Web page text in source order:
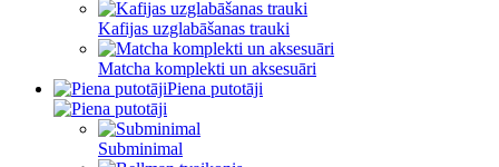
Kafijas uzglabāšanas trauki
Matcha komplekti un aksesuāri
Piena putotāji
Subminimal